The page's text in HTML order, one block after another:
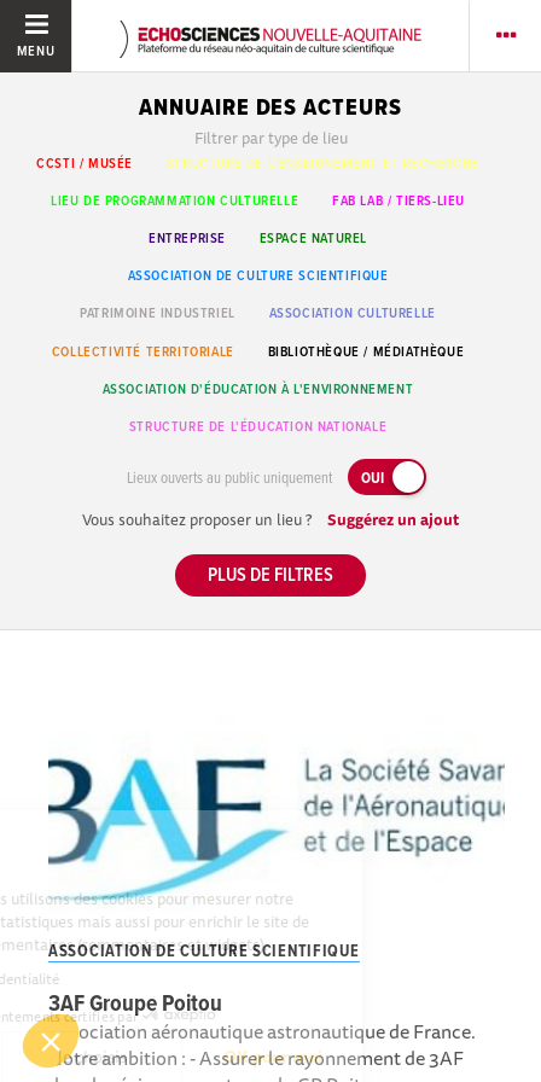
nous utilisons des cookies pour mesurer notre
des statistiques mais aussi pour enrichir le site de
supplémentaires (commentaires et widgets).
confidentialité
Consentements certifiés par
Je choisis OK pour moi
MENU
ANNUAIRE DES ACTEURS
Filtrer par type de lieu
CCSTI / MUSÉE
STRUCTURE DE L'ENSEIGNEMENT ET RECHERCHE
LIEU DE PROGRAMMATION CULTURELLE
FAB LAB / TIERS-LIEU
ENTREPRISE
ESPACE NATUREL
ASSOCIATION DE CULTURE SCIENTIFIQUE
PATRIMOINE INDUSTRIEL
ASSOCIATION CULTURELLE
COLLECTIVITÉ TERRITORIALE
BIBLIOTHÈQUE / MÉDIATHÈQUE
ASSOCIATION D'ÉDUCATION À L'ENVIRONNEMENT
STRUCTURE DE L'ÉDUCATION NATIONALE
Lieux ouverts au public uniquement OUI
Vous souhaitez proposer un lieu ? Suggérez un ajout
PLUS DE FILTRES
ASSOCIATION DE CULTURE SCIENTIFIQUE
3AF Groupe Poitou
Association aéronautique astronautique de France.
Notre ambition : - Assurer le rayonnement de 3AF